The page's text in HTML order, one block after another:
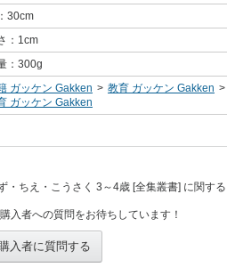
30cm
：1cm
：300g
ガッケン Gakken > 教育 ガッケン Gakken >
ガッケン Gakken
・ちえ・こうさく 3～4歳 [全集叢書] に関す
入者への質問をお待ちしています！
入者に質問する